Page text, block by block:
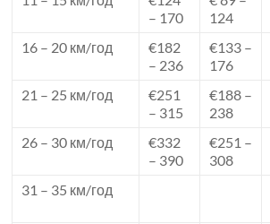
– 170
124
16 – 20 км/год
€182
– 236
€133 –
176
21 – 25 км/год
€251
– 315
€188 –
238
26 – 30 км/год
€332
– 390
€251 –
308
31 – 35 км/год